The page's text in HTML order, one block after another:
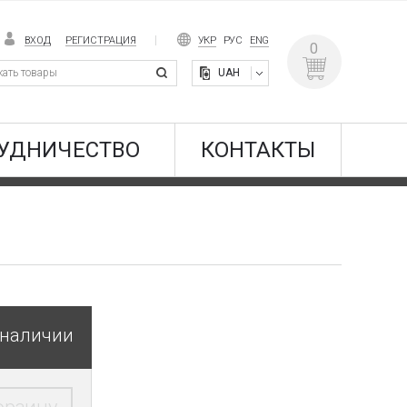
ВХОД РЕГИСТРАЦИЯ УКР РУС ENG
UAH
0
КОНТАКТЫ